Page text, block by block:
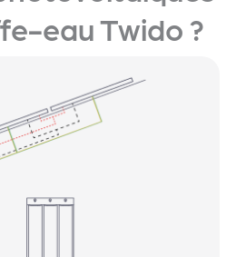
eau Twido ?